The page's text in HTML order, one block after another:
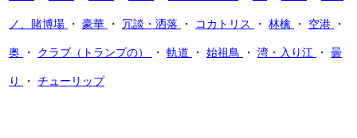
ノ、賭博場 ・ 豪華 ・ 冗談・洒落 ・ コカトリス ・ 林檎 ・ 空港 ・
奥 ・ クラブ（トランプの） ・ 軌道 ・ 始祖鳥 ・ 湾・入り江 ・ 曇
り ・ チューリップ